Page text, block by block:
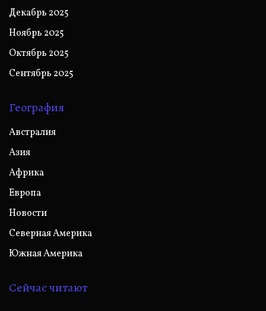
Декабрь 2025
Ноябрь 2025
Октябрь 2025
Сентябрь 2025
География
Австралия
Азия
Африка
Европа
Новости
Северная Америка
Южная Америка
Сейчас читают